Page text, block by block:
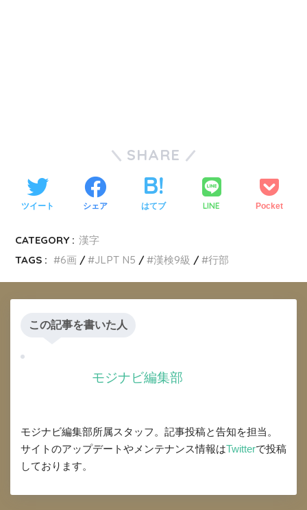
SHARE
ツイート シェア はてブ LINE Pocket
CATEGORY : 漢字
TAGS :
6画 JLPT N5 漢検9級 行部
この記事を書いた人
モジナビ編集部
モジナビ編集部所属スタッフ。記事投稿と告知を担当。
サイトのアップデートやメンテナンス情報はTwitterで投稿
しております。